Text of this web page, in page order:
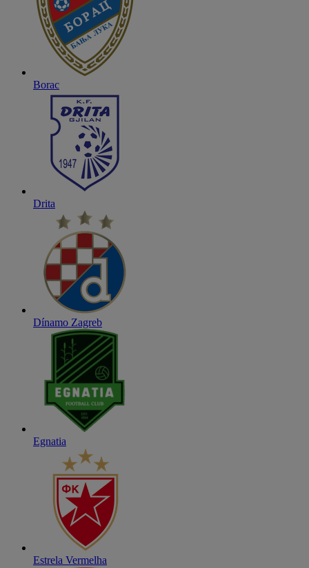
Borac
Drita
Dínamo Zagreb
Egnatia
Estrela Vermelha